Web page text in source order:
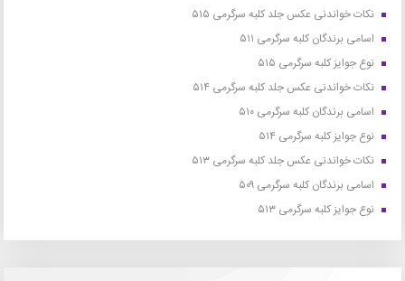
نکات خواندنی عکس جلد کلبه سرگرمی ۵۱۵
اسامی برندگان کلبه سرگرمی ۵۱۱
نوع جوایز کلبه سرگرمی ۵۱۵
نکات خواندنی عکس جلد کلبه سرگرمی ۵۱۴
اسامی برندگان کلبه سرگرمی ۵۱۰
نوع جوایز کلبه سرگرمی ۵۱۴
نکات خواندنی عکس جلد کلبه سرگرمی ۵۱۳
اسامی برندگان کلبه سرگرمی ۵۰۹
نوع جوایز کلبه سرگرمی ۵۱۳